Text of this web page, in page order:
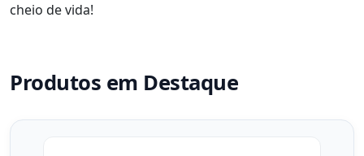
cheio de vida!
Produtos em Destaque